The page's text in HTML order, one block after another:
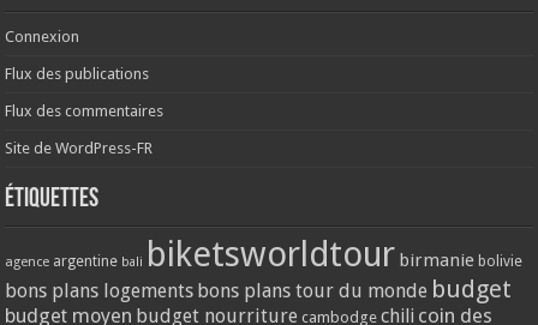
Connexion
Flux des publications
Flux des commentaires
Site de WordPress-FR
Étiquettes
agence argentine bali biketsworldtour birmanie bolivie
bons plans logements bons plans tour du monde budget
budget moyen budget nourriture cambodge chili coin des